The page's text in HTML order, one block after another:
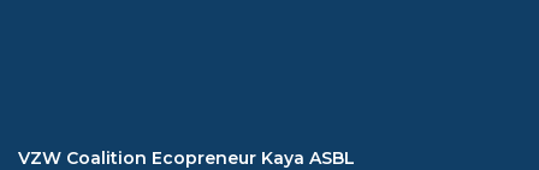
VZW Coalition Ecopreneur Kaya ASBL